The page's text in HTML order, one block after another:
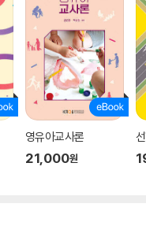
영유아교사론
21,000원